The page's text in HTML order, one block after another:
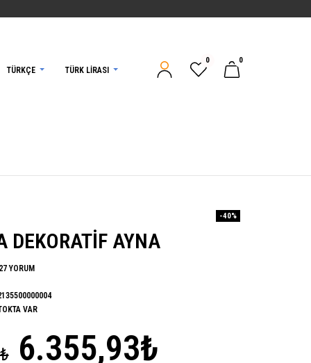
TÜRKÇE TÜRK LIRASI
0 0
-40%
DEKORATIF AYNA
27 YORUM
VAR
6.355,93₺